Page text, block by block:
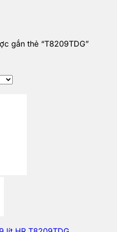
gắn thẻ “T8209TDG”